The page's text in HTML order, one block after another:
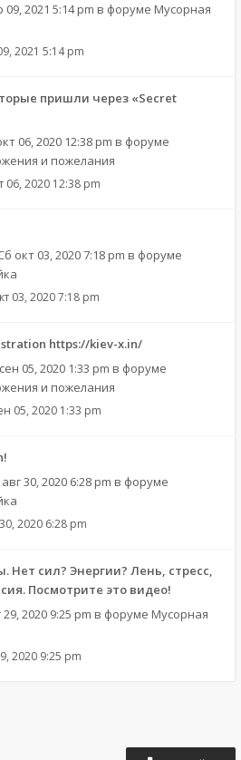
09, 2021 5:14 pm в форуме Мусорная
2021 5:14 pm
пришли через «Secret
06, 2020 12:38 pm в форуме
и пожелания
06, 2020 12:38 pm
окт 03, 2020 7:18 pm в форуме
03, 2020 7:18 pm
https://kiev-x.in/
05, 2020 1:33 pm в форуме
и пожелания
05, 2020 1:33 pm
30, 2020 6:28 pm в форуме
2020 6:28 pm
Нет сил? Энергии? Лень, стресс,
Посмотрите это видео!
2020 9:25 pm в форуме Мусорная
2020 9:25 pm